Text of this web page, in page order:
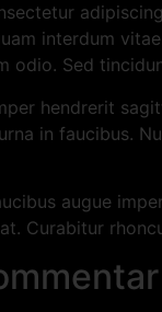
interdum
odio. Sed
hendrerit
in faucibus.
augue
Curabitur